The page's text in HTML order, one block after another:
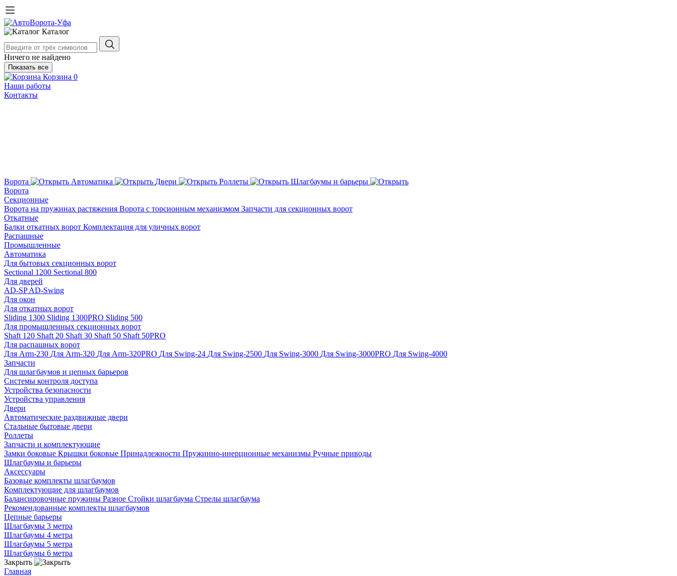
Каталог
Ничего не найдено
Показать все
Корзина 0
Наши работы
Контакты
Ворота Автоматика Двери Роллеты
Шлагбаумы и барьеры
Ворота
Секционные
Ворота на пружинах растяжения Ворота с торсионным механизмом Запчасти для секционных ворот
Откатные
Балки откатных ворот Комплектация для уличных ворот
Распашные
Промышленные
Автоматика
Для бытовых секционных ворот
Sectional 1200 Sectional 800
Для дверей
AD-SPAD-Swing
Для окон
Для откатных ворот
Sliding 1300 Sliding 1300PRO Sliding 500
Для промышленных секционных ворот
Shaft 120 Shaft 20 Shaft 30 Shaft 50 Shaft 50PRO
Для распашных ворот
Для Arm-230 Для Arm-320 Для Arm-320PRO Для Swing-24 Для Swing-2500 Для Swing-3000 Для Swing-3000PRO Для Swing-4000
Запчасти
Для шлагбаумов и цепных барьеров
Системы контроля доступа
Устройства безопасности
Устройства управления
Двери
Автоматические раздвижные двери
Стальные бытовые двери
Роллеты
Запчасти и комплектующие
Замки боковые Крышки боковые Принадлежности Пружинно-инерционные механизмы Ручные приводы
Шлагбаумы и барьеры
Аксессуары
Базовые комплекты шлагбаумов
Комплектующие для шлагбаумов
Балансировочные пружины Разное Стойки шлагбаума Стрелы шлагбаума
Рекомендованные комплекты шлагбаумов
Цепные барьеры
Шлагбаумы 3 метра
Шлагбаумы 4 метра
Шлагбаумы 5 метра
Шлагбаумы 6 метра
Закрыть
Главная